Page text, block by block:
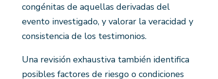
congénitas de aquellas derivadas del
evento investigado, y valorar la veracidad y
consistencia de los testimonios.
Una revisión exhaustiva también identifica
posibles factores de riesgo o condiciones